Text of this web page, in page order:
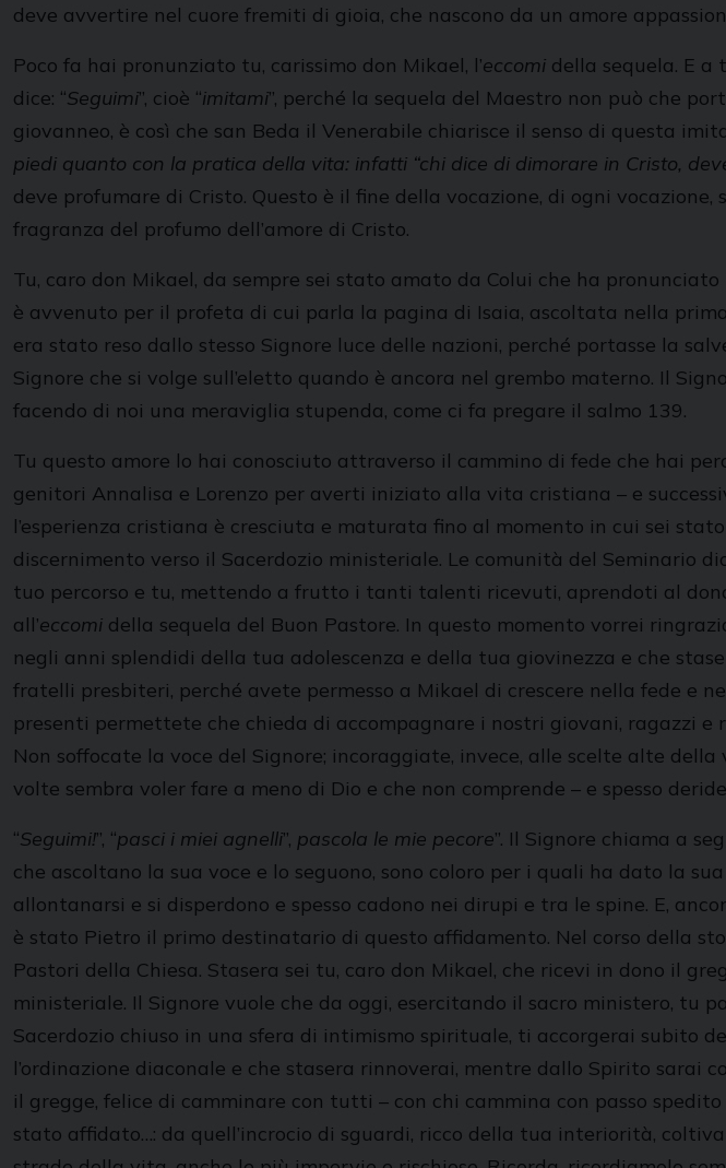
deve avvertire nel cuore fremiti di gioia, che nascono da un amore
Poco fa hai pronunziato tu, carissimo don Mikael, l’eccomi della sequela. E a
dice: “Seguimi”, cioè “imitami”, perché la sequela del Maestro non può che
giovanneo, è così che san Beda il Venerabile chiarisce il senso di questa
piedi quanto con la pratica della vita: infatti “chi dice di dimorare in Cristo,
deve profumare di Cristo. Questo è il fine della vocazione, di ogni
fragranza del profumo dell’amore di Cristo.
Tu, caro don Mikael, da sempre sei stato amato da Colui che ha
è avvenuto per il profeta di cui parla la pagina di Isaia, ascoltata nella
era stato reso dallo stesso Signore luce delle nazioni, perché portasse la
Signore che si volge sull’eletto quando è ancora nel grembo materno. Il
facendo di noi una meraviglia stupenda, come ci fa pregare il salmo 139.
Tu questo amore lo hai conosciuto attraverso il cammino di fede che hai
genitori Annalisa e Lorenzo per averti iniziato alla vita cristiana – e
l’esperienza cristiana è cresciuta e maturata fino al momento in cui sei
discernimento verso il Sacerdozio ministeriale. Le comunità del Seminario
tuo percorso e tu, mettendo a frutto i tanti talenti ricevuti, aprendoti al
all’eccomi della sequela del Buon Pastore. In questo momento vorrei
negli anni splendidi della tua adolescenza e della tua giovinezza e che
fratelli presbiteri, perché avete permesso a Mikael di crescere nella fede e
presenti permettete che chieda di accompagnare i nostri giovani, ragazzi
Non soffocate la voce del Signore; incoraggiate, invece, alle scelte alte
volte sembra voler fare a meno di Dio e che non comprende – e spesso
“Seguimi!”, “pasci i miei agnelli”, pascola le mie pecore”. Il Signore chiama a
che ascoltano la sua voce e lo seguono, sono coloro per i quali ha dato la
allontanarsi e si disperdono e spesso cadono nei dirupi e tra le spine. E,
è stato Pietro il primo destinatario di questo affidamento. Nel corso della
Pastori della Chiesa. Stasera sei tu, caro don Mikael, che ricevi in dono il
ministeriale. Il Signore vuole che da oggi, esercitando il sacro ministero, tu
Sacerdozio chiuso in una sfera di intimismo spirituale, ti accorgerai subito
l’ordinazione diaconale e che stasera rinnoverai, mentre dallo Spirito sarai
il gregge, felice di camminare con tutti – con chi cammina con passo
stato affidato…: da quell’incrocio di sguardi, ricco della tua interiorità,